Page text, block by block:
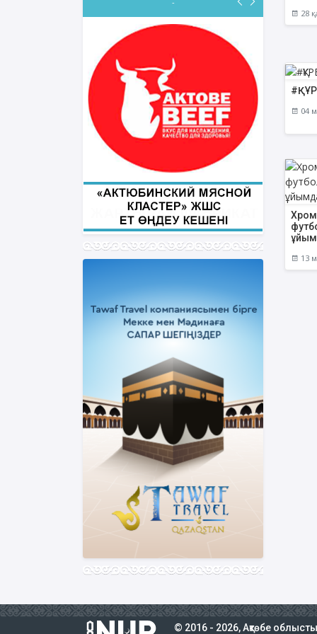
28
04
13
ФИҚҺ ДӘРІСТЕРІ
Нұрбол Смағұлов
""Нұр Ғасыр" облыстық мешітінің
наиб имамы
ТІКЕЛЕЙ ЭФИРДЕ
Аптаның сәрсенбі күндері сағат
21:00 (Ақтөбе уақытымен)
Біздің nur_gasyr Instagram
парақшамызда
© 2016 - 2026, Ақтөбе